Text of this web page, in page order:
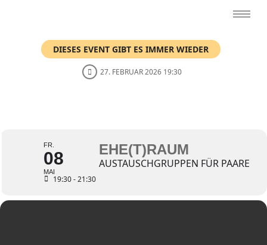
DIESES EVENT GIBT ES IMMER WIEDER
27. FEBRUAR 2026 19:30
FR.
08
MAI
19:30 - 21:30
EHE(T)RAUM
AUSTAUSCHGRUPPEN FÜR PAARE